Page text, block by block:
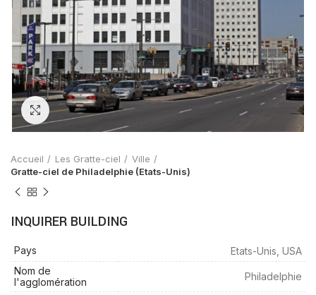
Zoom
Accueil Les Gratte-ciel
Ville
Gratte-ciel de Philadelphie (Etats-Unis)
INQUIRER BUILDING
Pays
Etats-Unis, USA
Nom de
l'agglomération
Philadelphie